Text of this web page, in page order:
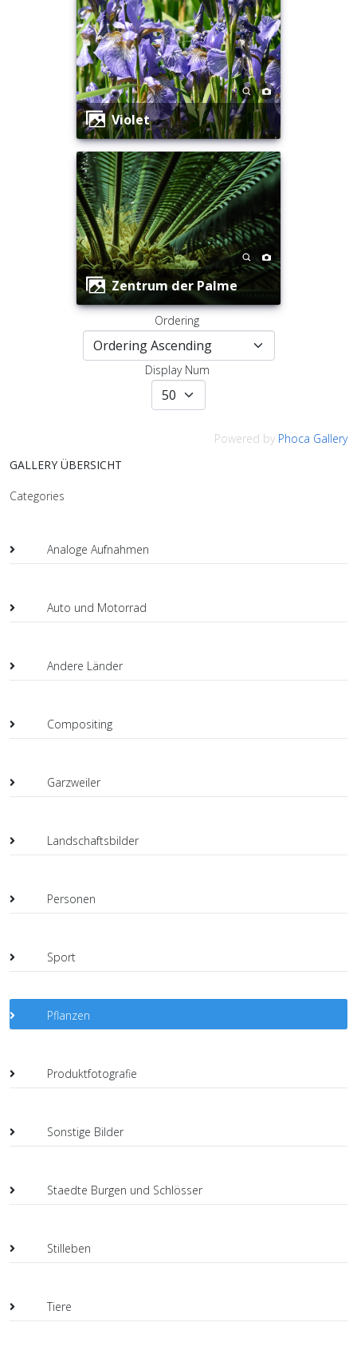
Violet
Zentrum der Palme
Ordering
Display Num
Powered by Phoca Gallery
GALLERY ÜBERSICHT
Categories
Analoge Aufnahmen
Auto und Motorrad
Andere Länder
Compositing
Garzweiler
Landschaftsbilder
Personen
Sport
Pflanzen
Produktfotografie
Sonstige Bilder
Staedte Burgen und Schlösser
Stilleben
Tiere